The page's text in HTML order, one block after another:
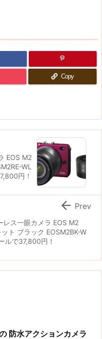
Copy
EOS M2
WL
円！
レス一眼カメラ EOS M2
ト ブラック EOSM2BK-W
ルで37,800円！
 Prev
防水アクションカメラ